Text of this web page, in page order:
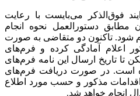
فوق‌الذکر می‌بایست با رعایت
مطابق دستورالعمل نحوه انجام
شود. تاکنون دو متقاضی به صورت
اعلام آمادگی کرده و فرم‌های
تا تاریخ ارسال این نامه فرم‌های
است. در صورت دریافت فرم‌های
مذکور و حسب مورد اطلاع
انجام خواهد شد.